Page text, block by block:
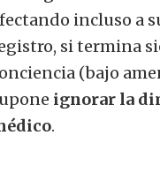
incluso a
si termina
(bajo
ignorar la
.